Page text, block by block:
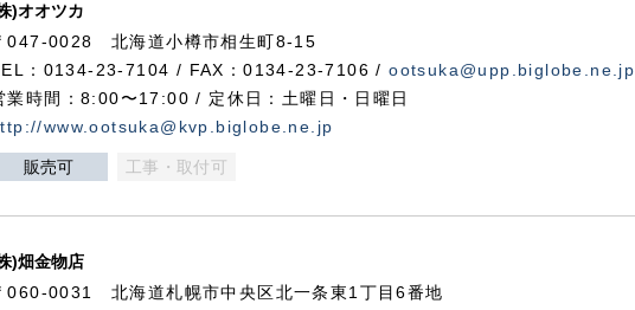
)オオツカ
047-0028 北海道小樽市相生町8-15
：0134-23-7104 / FAX：0134-23-7106 /ootsuka@upp.biglobe.ne.jp
業時間：8:00〜17:00 / 定休日：土曜日・日曜日
www.ootsuka@kvp.biglobe.ne.jp
販売可 工事・取付可
)畑金物店
060-0031 北海道札幌市中央区北一条東1丁目6番地